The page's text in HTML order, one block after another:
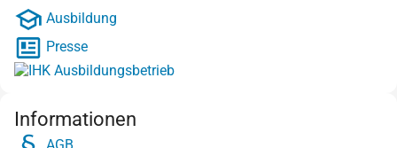
Ausbildung
Presse
Informationen